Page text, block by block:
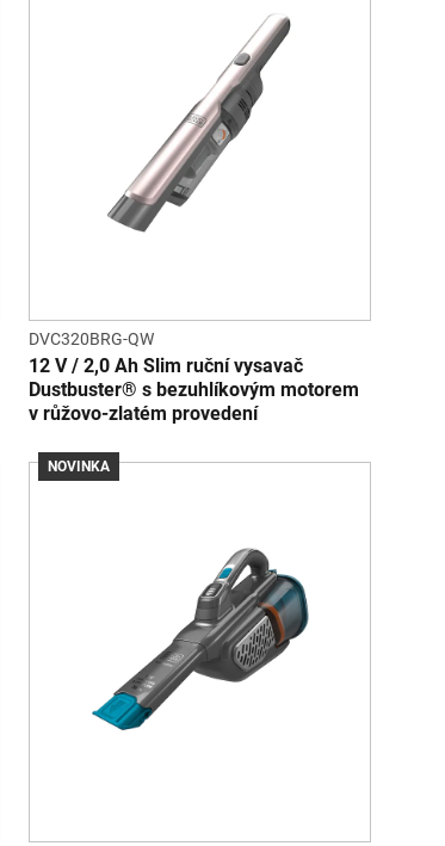
DVC320BRG-QW
12 V / 2,0 Ah Slim ruční vysavač
Dustbuster® s bezuhlíkovým motorem
v růžovo-zlatém provedení
NOVINKA